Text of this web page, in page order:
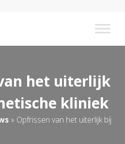
het uiterlijk
kliniek
» Opfrissen van het uiterlijk bij